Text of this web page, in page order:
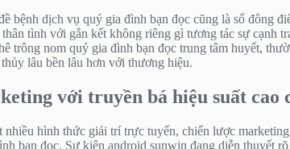
bệnh dịch vụ quý gia đình bạn đọc cũng là số đông
tình với gắn kết không riêng gì tương tác sự cạnh
trông nom quý gia đình bạn đọc trung tâm huyết,
lâu bền lâu hơn với thương hiệu.
với truyền bá hiệu suất cao
hình thức giải trí trực tuyến, chiến lược
bạn đọc. Sự kiện android sunwin đang diễn thuyết